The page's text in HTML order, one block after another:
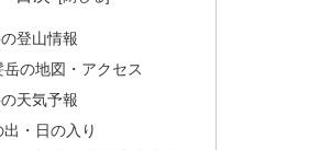
登山情報
岳の地図・アクセス
天気予報
出・日の入り